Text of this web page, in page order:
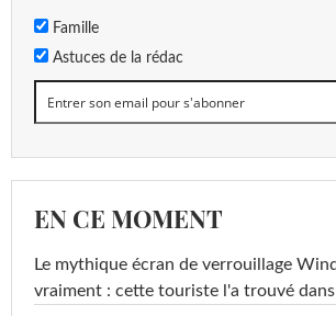
Famille
Astuces de la rédac
EN CE MOMENT
Le mythique écran de verrouillage
vraiment : cette touriste l'a trouvé dans